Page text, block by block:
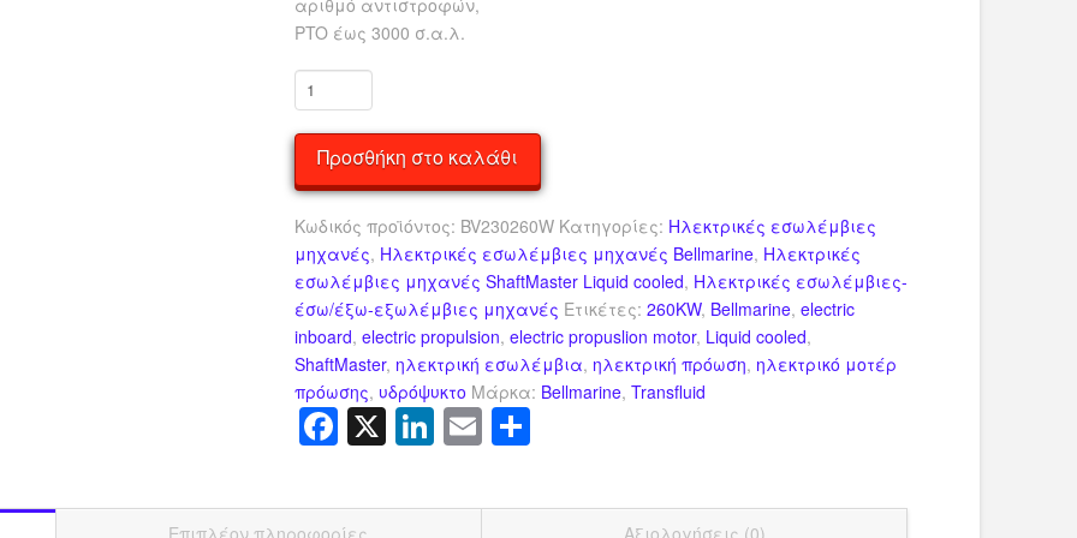
αριθμό αντιστροφών,
PTO έως 3000 σ.α.λ.
Ηλεκτρική
εσωλέμβια
Shaftmaster
260W
ποσότητα
Προσθήκη στο καλάθι
Κωδικός προϊόντος: BV230260W Κατηγορίες: Ηλεκτρικές εσωλέμβιες
μηχανές, Ηλεκτρικές εσωλέμβιες μηχανές Bellmarine, Ηλεκτρικές
εσωλέμβιες μηχανές ShaftMaster Liquid cooled, Ηλεκτρικές εσωλέμβιες-
έσω/έξω-εξωλέμβιες μηχανές Ετικέτες:260KW, Bellmarine,electric
inboard,electric propulsion,electric propuslion motor, Liquid cooled,
ShaftMaster, ηλεκτρική εσωλέμβια, ηλεκτρική πρόωση, ηλεκτρικό μοτέρ
πρόωσης, υδρόψυκτο Μάρκα: Bellmarine,Transfluid
Facebook
X LinkedIn
Email
Επιπλέον πληροφορίες Αξιολογήσεις (0)